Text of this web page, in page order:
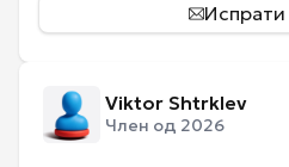
Испрати
Viktor Shtrklev
Член од 2026